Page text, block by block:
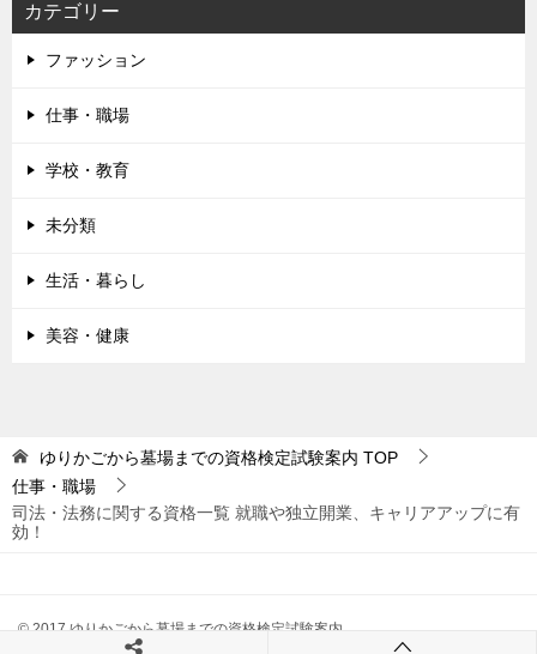
カテゴリー
ファッション
仕事・職場
学校・教育
未分類
生活・暮らし
美容・健康
ゆりかごから墓場までの資格検定試験案内 TOP
仕事・職場
司法・法務に関する資格一覧 就職や独立開業、キャリアアップに有
効！
© 2017 ゆりかごから墓場までの資格検定試験案内